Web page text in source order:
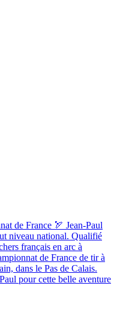
de France 🏹 Jean-Paul
niveau national. Qualifié
français en arc à
de France de tir à
dans le Pas de Calais.
pour cette belle aventure